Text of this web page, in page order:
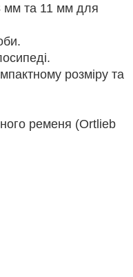
мм та 11 мм для
розміру та
ременя (Ortlieb